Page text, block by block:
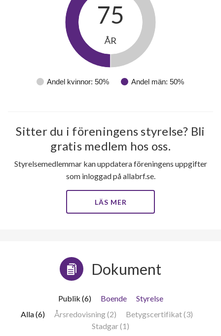
Andel kvinnor: 50% Andel män: 50%
75
ÅR
Sitter du i föreningens styrelse? Bli
gratis medlem hos oss.
Styrelsemedlemmar kan uppdatera föreningens uppgifter
som inloggad på allabrf.se.
LÄS MER
Dokument
Publik (6) Boende
Styrelse
Alla (6)
Årsredovisning (2)
Betygscertifikat (3)
Stadgar (1)